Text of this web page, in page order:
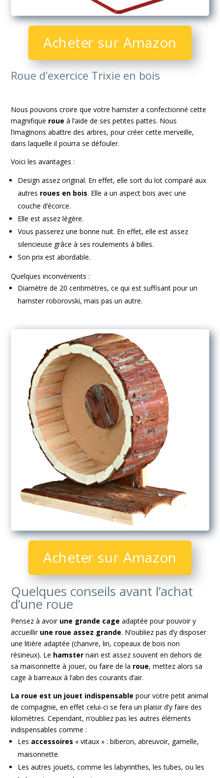
Acheter sur Amazon
Roue d’exercice Trixie en bois
Nous pouvons croire que votre hamster a confectionné cette
magnifique roue à l’aide de ses petites pattes. Nous
l’imaginons abattre des arbres, pour créer cette merveille,
dans laquelle il pourra se défouler.
Voici les avantages :
Design assez original. En effet, elle sort du lot comparé aux
autres roues en bois. Elle a un aspect bois avec une
couche d’écorce.
Elle est assez légère.
Vous passerez une bonne nuit. En effet, elle est assez
silencieuse grâce à ses roulements à billes.
Son prix est abordable.
Quelques inconvénients :
Diamètre de 20 centimètres, ce qui est suffisant pour un
hamster roborovski, mais pas un autre.
Acheter sur Amazon
Quelques conseils avant l’achat
d’une roue
Pensez à avoir une grande cage adaptée pour pouvoir y
accueillir une roue assez grande. N’oubliez pas d’y disposer
une litière adaptée (chanvre, lin, copeaux de bois non
résineux). Le hamster nain est assez souvent en dehors de
sa maisonnette à jouer, ou faire de la roue, mettez alors sa
cage à barreaux à l’abri des courants d’air.
La roue est un jouet indispensable pour votre petit animal
de compagnie, en effet celui-ci se fera un plaisir d’y faire des
kilomètres. Cependant, n’oubliez pas les autres éléments
indispensables comme :
Les accessoires « vitaux » : biberon, abreuvoir, gamelle,
maisonnette.
Les autres jouets, comme les labyrinthes, les tubes, ou les